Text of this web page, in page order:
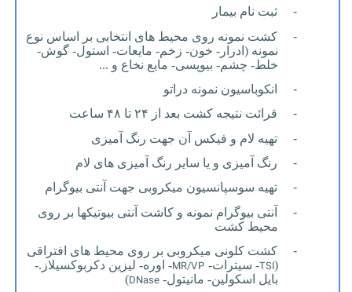
-
ثبت نام بیمار
-
کشت نمونه روی محیط های انتخابی بر اساس نوع
نمونه (ادرار- خون- زخم- مایعات- استول- گوش-
خلط- چشم- بیوپسی- مایع نخاع و ...
-
انکوباسیون نمونه دراتو
-
قرائت نتیجه کشت بعد از ۲۴ تا ۴۸ ساعت
-
تهیه لام و فیکس آن جهت رنگ آمیزی
-
رنگ آمیزی و یا سایر رنگ آمیزی های لام
-
تهیه سوسپانسیون میکروبی جهت آنتی بیوگرام
-
آنتی بیوگرام نمونه و کاشت آنتی بیوتیکها بر روی
محیط کشت
-
کشت کلونی میکروبی بر روی محیط های افتراقی
(
TSI- سیترات- MR/VP- اوره- لیزین دکربوکسیلاز.-
بایل اسکولین- مانیتول- DNase
)